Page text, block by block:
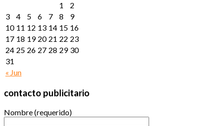
« Jun
1
2
3
4 5 6 7 8
9
10 11 12 13 14 15 16
17 18 19 20 21 22 23
24 25 26 27 28 29 30
31
contacto publicitario
Nombre (requerido)